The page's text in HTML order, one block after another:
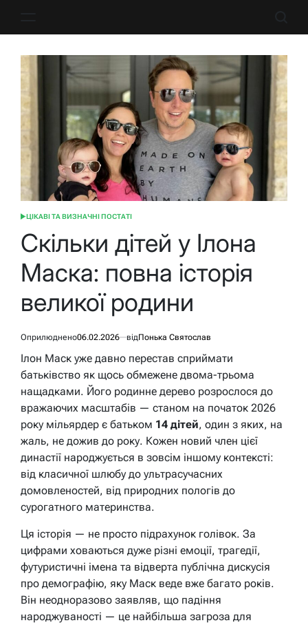
ОПУБЛІКУВАТИ
ЦІКАВІ ТА ВИЗНАЧНІ ПОСТАТІ
Скільки дітей у Ілона
Маска: повна історія
великої родини
Оприлюднено06.02.2026 відПонька Святослав
Ілон Маск уже давно перестав сприймати
батьківство як щось обмежене двома-трьома
нащадками. Його родинне дерево розрослося до
вражаючих масштабів — станом на початок 2026
року мільярдер є батьком 14 дітей, один з яких, на
жаль, не дожив до року. Кожен новий член цієї
династії народжується в зовсім іншому контексті:
від класичної шлюбу до ультрасучасних
домовленостей, від природних пологів до
сурогатного материнства.
Ця історія — не просто підрахунок голівок. За
цифрами ховаються дуже різні емоції, трагедії,
футуристичні імена та відверта публічна дискусія
про демографію, яку Маск веде вже багато років.
Він неодноразово заявляв, що падіння
народжуваності — це найбільша загроза для